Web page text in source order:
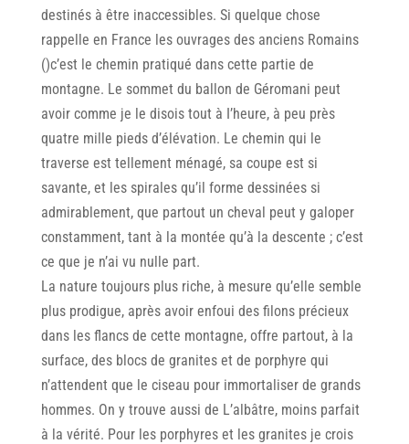
destinés à être inaccessibles. Si quelque chose
rappelle en France les ouvrages des anciens Romains
()c’est le chemin pratiqué dans cette partie de
montagne. Le sommet du ballon de Géromani peut
avoir comme je le disois tout à I’heure, à peu près
quatre mille pieds d’élévation. Le chemin qui le
traverse est tellement ménagé, sa coupe est si
savante, et les spirales qu’il forme dessinées si
admirablement, que partout un cheval peut y galoper
constamment, tant à la montée qu’à la descente ; c’est
ce que je n’ai vu nulle part.
La nature toujours plus riche, à mesure qu’elle semble
plus prodigue, après avoir enfoui des filons précieux
dans les flancs de cette montagne, offre partout, à la
surface, des blocs de granites et de porphyre qui
n’attendent que le ciseau pour immortaliser de grands
hommes. On y trouve aussi de L’albâtre, moins parfait
à la vérité. Pour les porphyres et les granites je crois